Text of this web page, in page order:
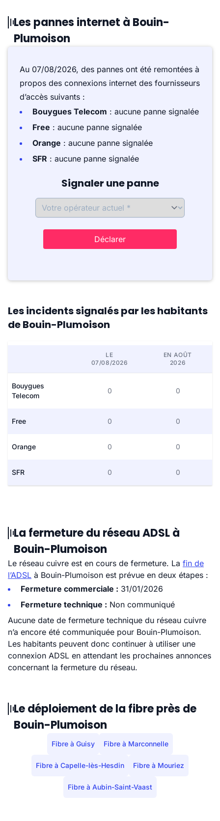
Les pannes internet à Bouin-
Plumoison
Au 07/08/2026, des pannes ont été remontées à
propos des connexions internet des fournisseurs
d’accès suivants :
Bouygues Telecom : aucune panne signalée
Free : aucune panne signalée
Orange : aucune panne signalée
SFR : aucune panne signalée
Signaler une panne
Déclarer
Les incidents signalés par les habitants
de Bouin-Plumoison
LE
07/08/2026
EN AOÛT
2026
Bouygues
Telecom
0 0
Free 0 0
Orange 0 0
SFR 0 0
La fermeture du réseau ADSL à
Bouin-Plumoison
Le réseau cuivre est en cours de fermeture. La fin de
l’ADSL à Bouin-Plumoison est prévue en deux étapes :
Fermeture commerciale : 31/01/2026
Fermeture technique : Non communiqué
Aucune date de fermeture technique du réseau cuivre
n’a encore été communiquée pour Bouin-Plumoison.
Les habitants peuvent donc continuer à utiliser une
connexion ADSL en attendant les prochaines annonces
concernant la fermeture du réseau.
Le déploiement de la fibre près de
Bouin-Plumoison
Fibre à Guisy Fibre à Marconnelle
Fibre à Capelle-lès-Hesdin Fibre à Mouriez
Fibre à Aubin-Saint-Vaast